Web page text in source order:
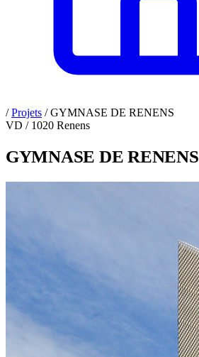
/ Projets /GYMNASE DE RENENS
VD / 1020 Renens
GYMNASE DE RENENS